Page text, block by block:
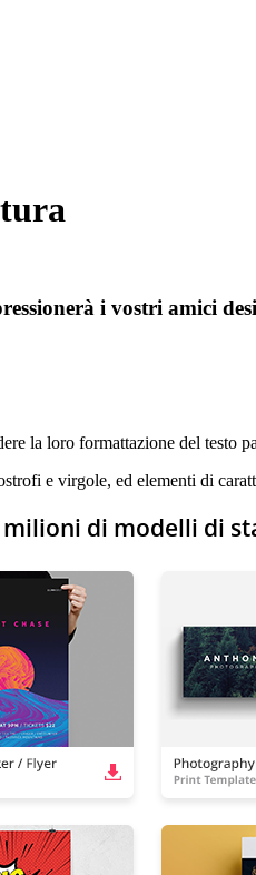
i vostri amici
la loro formattazione del testo
e virgole, ed elementi di
milioni di modelli di